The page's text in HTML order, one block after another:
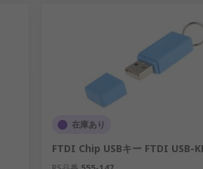
在庫あり
FTDI Chip USBキー FTDI USB-